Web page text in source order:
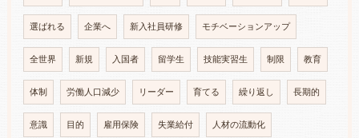
選ばれる 企業へ 新入社員研修 モチベーションアップ
全世界 新規 入国者 留学生 技能実習生 制限 教育
体制 労働人口減少 リーダー 育てる 繰り返し 長期的
意識 目的 雇用保険 失業給付 人材の流動化